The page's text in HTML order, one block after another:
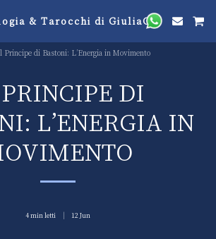
& Tarocchi di GiuliaG
Principe di Bastoni: L’Energia in Movimento
DI
L’ENERGIA IN
4 min letti 12Jun